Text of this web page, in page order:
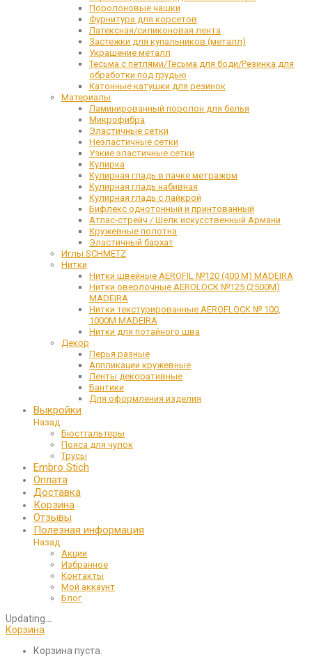
Поролоновые чашки
Фурнитура для корсетов
Латексная/силиконовая лента
Застежки для купальников (металл)
Украшение металл
Тесьма с петлями/Тесьма для боди/Резинка для
обработки под грудью
Катонные катушки для резинок
Материалы
Ламинированный поролон для белья
Микрофибра
Эластичные сетки
Неэластичные сетки
Узкие эластичные сетки
Кулирка
Кулирная гладь в пачке метражом
Кулирная гладь набивная
Кулирная гладь с лайкрой
Бифлекс однотонный и принтованный
Атлас-стрейч / Шелк искусственный Армани
Кружевные полотна
Эластичный бархат
Иглы SCHMETZ
Нитки
Нитки швейные AEROFIL №120 (400 М) MADEIRA
Нитки оверлочные AEROLOCK №125 (2500М)
MADEIRA
Нитки текстурированные AEROFLOCK № 100,
1000М MADEIRA
Нитки для потайного шва
Декор
Перья разные
Аппликации кружевные
Ленты декоративные
Бантики
Для оформления изделия
Выкройки
Назад
Бюстгальтеры
Пояса для чулок
Трусы
Embro Stich
Оплата
Доставка
Корзина
Отзывы
Полезная информация
Назад
Акции
Избранное
Контакты
Мой аккаунт
Блог
Updating…
Корзина
Корзина пуста.